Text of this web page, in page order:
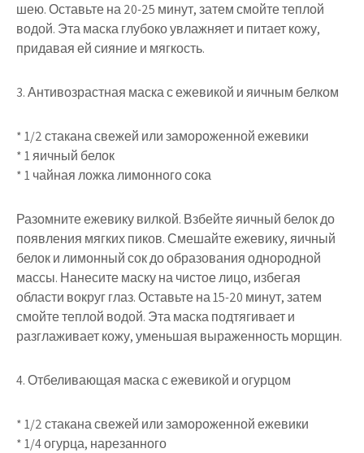
шею. Оставьте на 20-25 минут, затем смойте теплой
водой. Эта маска глубоко увлажняет и питает кожу,
придавая ей сияние и мягкость.
3. Антивозрастная маска с ежевикой и яичным белком
* 1/2 стакана свежей или замороженной ежевики
* 1 яичный белок
* 1 чайная ложка лимонного сока
Разомните ежевику вилкой. Взбейте яичный белок до
появления мягких пиков. Смешайте ежевику, яичный
белок и лимонный сок до образования однородной
массы. Нанесите маску на чистое лицо, избегая
области вокруг глаз. Оставьте на 15-20 минут, затем
смойте теплой водой. Эта маска подтягивает и
разглаживает кожу, уменьшая выраженность морщин.
4. Отбеливающая маска с ежевикой и огурцом
* 1/2 стакана свежей или замороженной ежевики
* 1/4 огурца, нарезанного